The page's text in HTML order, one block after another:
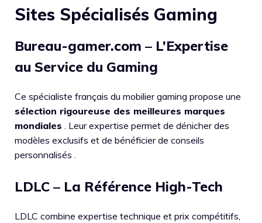
Sites Spécialisés Gaming
Bureau-gamer.com – L’Expertise
au Service du Gaming
Ce spécialiste français du mobilier gaming propose une
sélection rigoureuse des meilleures marques
mondiales . Leur expertise permet de dénicher des
modèles exclusifs et de bénéficier de conseils
personnalisés .
LDLC – La Référence High-Tech
LDLC combine expertise technique et prix compétitifs,